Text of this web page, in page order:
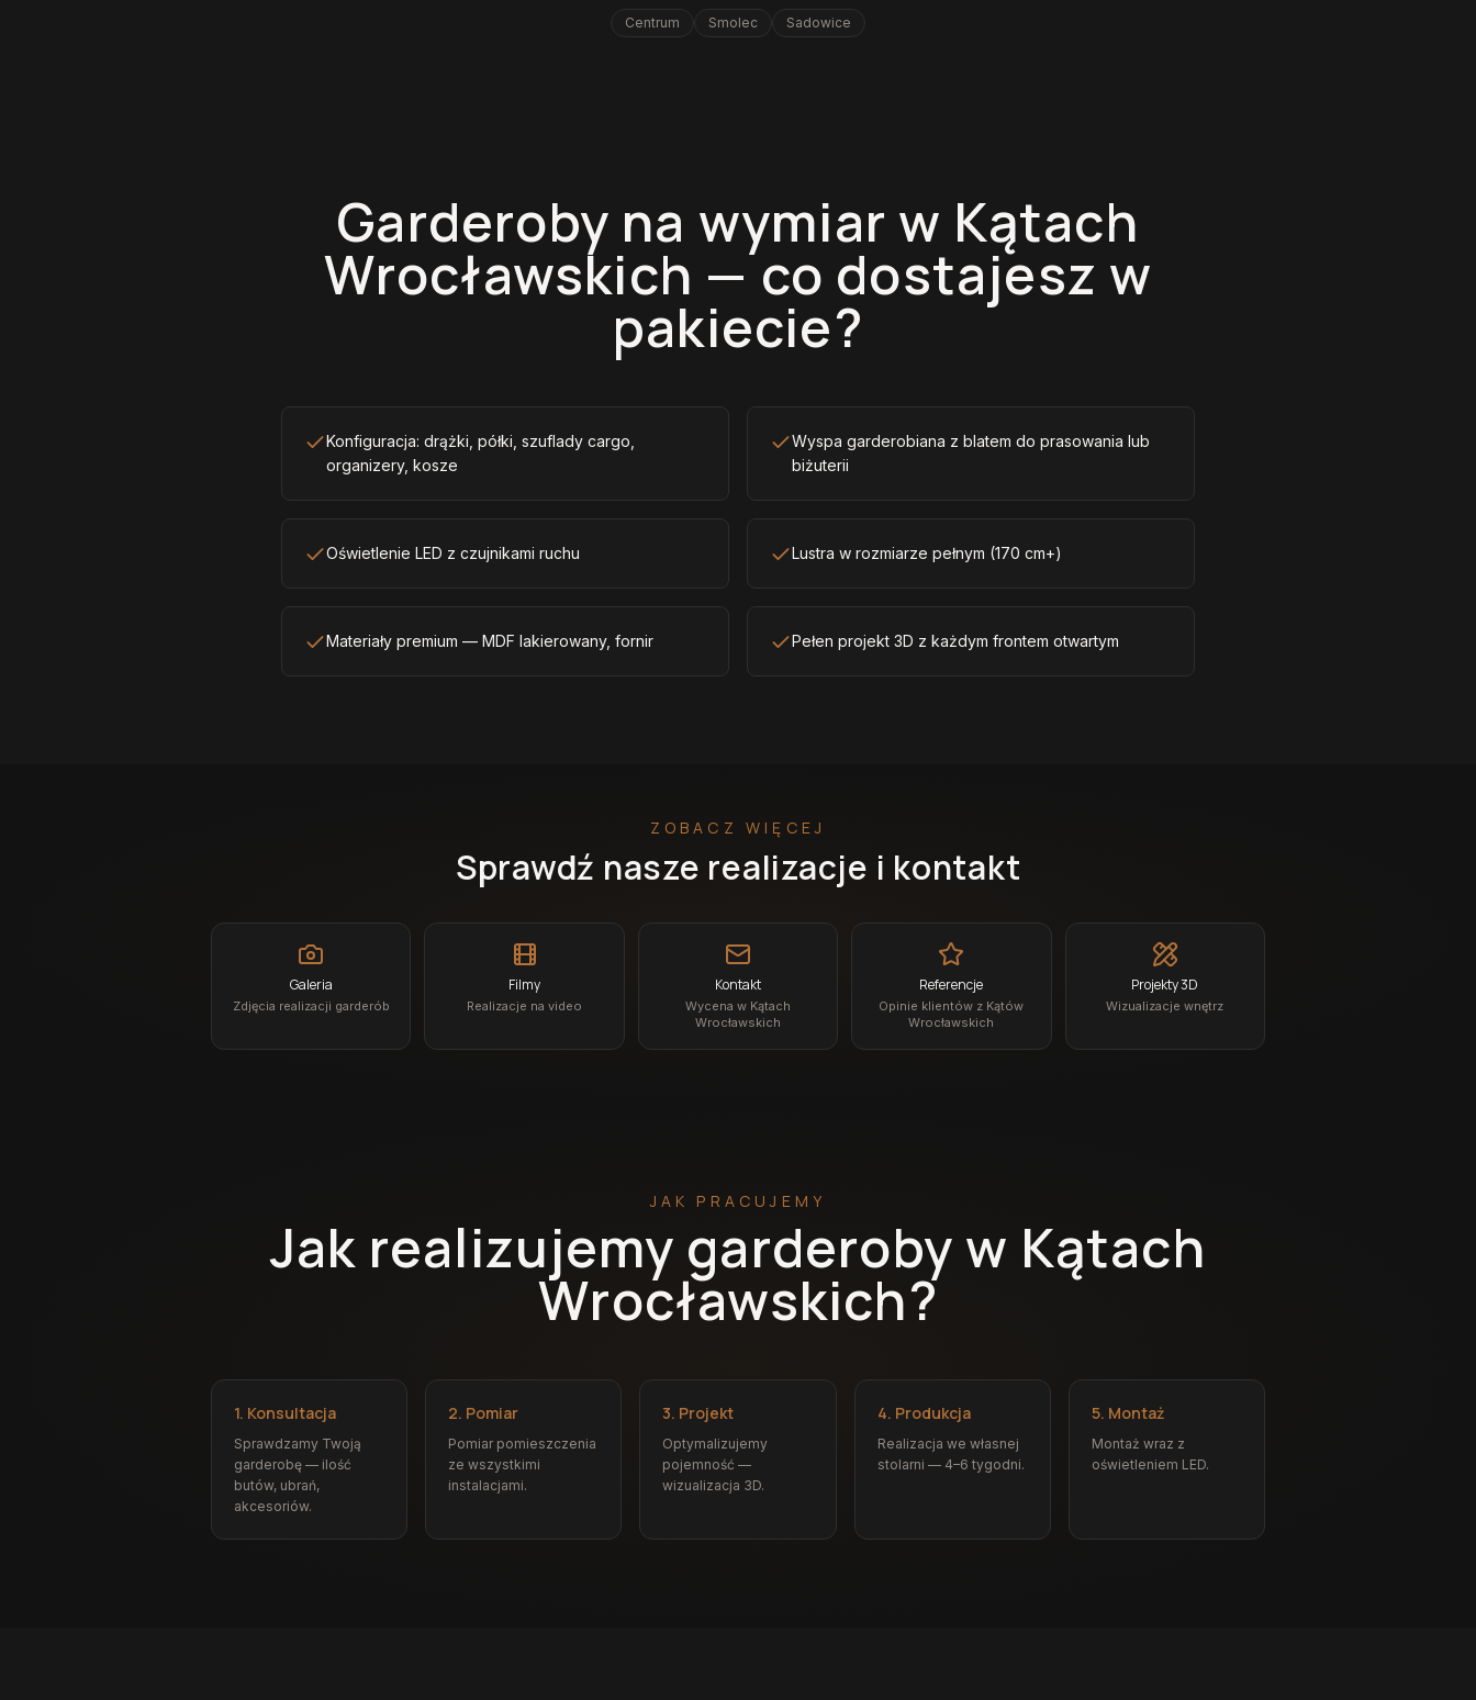
Centrum Smolec Sadowice
Garderoby na wymiar w Kątach
Wrocławskich — co dostajesz w
pakiecie?
Konfiguracja: drążki, półki, szuflady cargo,
organizery, kosze
Wyspa garderobiana z blatem do prasowania lub
biżuterii
Oświetlenie LED z czujnikami ruchu Lustra w rozmiarze pełnym (170 cm+)
Materiały premium — MDF lakierowany, fornir Pełen projekt 3D z każdym frontem otwartym
ZOBACZ WIĘCEJ
Sprawdź nasze realizacje i kontakt
Galeria
Zdjęcia realizacji garderób
Filmy
Realizacje na video
Kontakt
Wycena w Kątach
Wrocławskich
Referencje
Opinie klientów z Kątów
Wrocławskich
Projekty 3D
Wizualizacje wnętrz
JAK PRACUJEMY
Jak realizujemy garderoby w Kątach
Wrocławskich?
1. Konsultacja
Sprawdzamy Twoją
garderobę — ilość
butów, ubrań,
akcesoriów.
2. Pomiar
Pomiar pomieszczenia
ze wszystkimi
instalacjami.
3. Projekt
Optymalizujemy
pojemność —
wizualizacja 3D.
4. Produkcja
Realizacja we własnej
stolarni — 4–6 tygodni.
5. Montaż
Montaż wraz z
oświetleniem LED.